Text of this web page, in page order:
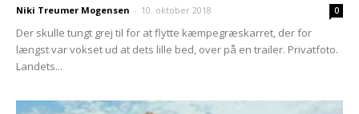
Niki Treumer Mogensen - 10. oktober 2018 0
Der skulle tungt grej til for at flytte kæmpegræskarret, der for
længst var vokset ud at dets lille bed, over på en trailer. Privatfoto.
Landets...